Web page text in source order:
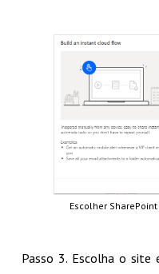
Escolher
Passo 3. Escolha o site